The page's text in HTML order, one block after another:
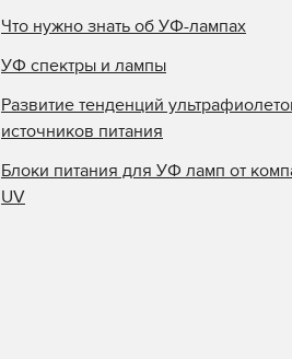
Что нужно знать об УФ-лампах
УФ спектры и лампы
Развитие тенденций
источников питания
Блоки питания для УФ ламп от
UV